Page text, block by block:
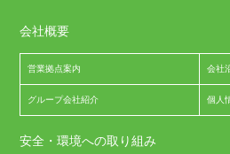
会社概要
営業拠点案内 会社
グループ会社紹介 個人
安全・環境への取り組み